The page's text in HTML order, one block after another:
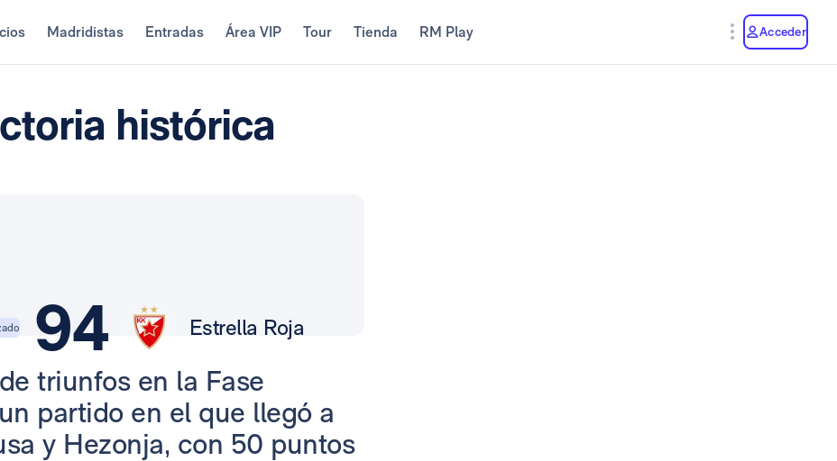
Madridistas Entradas Área VIP Tour Tienda RM Play Acceder
histórica
94 Estrella Roja
triunfos en la Fase
partido en el que llegó a
y Hezonja, con 50 puntos